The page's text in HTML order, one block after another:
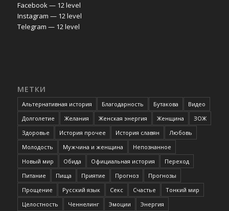
Facebook — 12 level
Instagram — 12 level
Telegram — 12 level
МЕТКИ
Альтернативная история Благодарность Бутакова
Видео
Долголетие
Желания Женская энергия Женщина
ЗОЖ
Здоровье
История прочее История славян
Любовь
Молодость
Мужчина и женщина
Непознанное
Новый мир
Обида Официальная история
Переход
Питание
Пища Приятие Прогноз
Прогнозы
Прощение
Русский язык Секс Счастье
Тонкий мир
Целостность
Ченнелинг Эмоции Энергия